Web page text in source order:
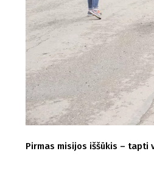
Pirmas misijos iššūkis – tapti